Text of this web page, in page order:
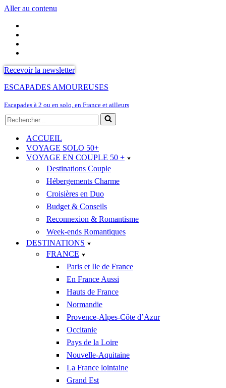
Aller au contenu
Recevoir la newsletter
ESCAPADES AMOUREUSES
Escapades à 2 ou en solo, en France et ailleurs
Rechercher...
ACCUEIL
VOYAGE SOLO 50+
VOYAGE EN COUPLE 50 +
Destinations Couple
Hébergements Charme
Croisières en Duo
Budget & Conseils
Reconnexion & Romantisme
Week-ends Romantiques
DESTINATIONS
FRANCE
Paris et Ile de France
En France Aussi
Hauts de France
Normandie
Provence-Alpes-Côte d’Azur
Occitanie
Pays de la Loire
Nouvelle-Aquitaine
La France lointaine
Grand Est